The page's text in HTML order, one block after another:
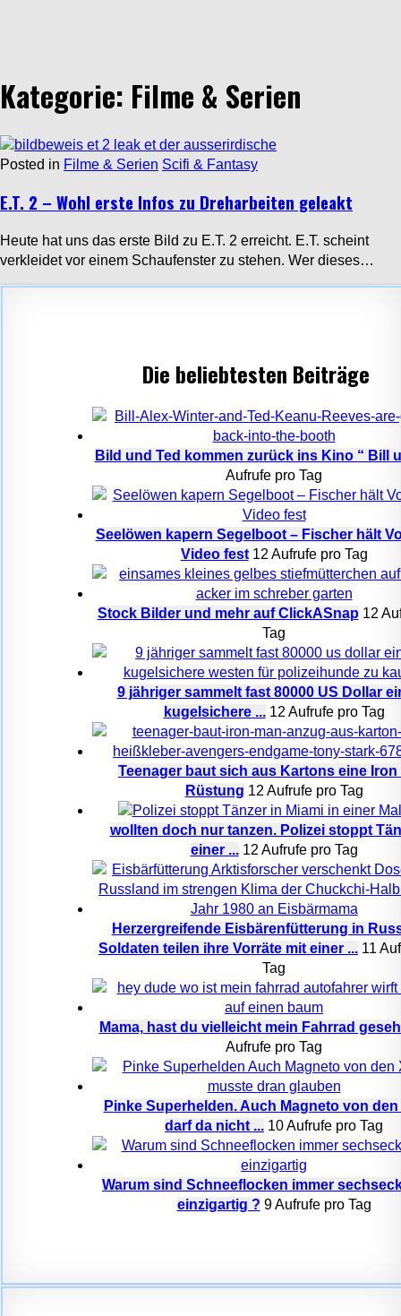
Kategorie: Filme & Serien
Posted in Filme & Serien Scifi & Fantasy
E.T. 2 – Wohl erste Infos zu Dreharbeiten geleakt
Heute hat uns das erste Bild zu E.T. 2 erreicht. E.T. scheint
verkleidet vor einem Schaufenster zu stehen. Wer dieses…
Die beliebtesten Beiträge
Bild und Ted kommen zurück ins Kino “ Bill
Aufrufe pro Tag
Seelöwen kapern Segelboot – Fischer hält
Video fest 12 Aufrufe pro Tag
Stock Bilder und mehr auf ClickASnap 12
Tag
9 jähriger sammelt fast 80000 US Dollar
kugelsichere ... 12 Aufrufe pro Tag
Teenager baut sich aus Kartons eine Iron
Rüstung 12 Aufrufe pro Tag
wollten doch nur tanzen. Polizei stoppt
einer ... 12 Aufrufe pro Tag
Herzergreifende Eisbärenfütterung in
Soldaten teilen ihre Vorräte mit einer ... 11
Tag
Mama, hast du vielleicht mein Fahrrad
Aufrufe pro Tag
Pinke Superhelden. Auch Magneto von den
darf da nicht ... 10 Aufrufe pro Tag
Warum sind Schneeflocken immer
einzigartig ? 9 Aufrufe pro Tag